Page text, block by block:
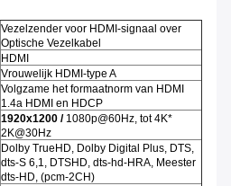
Vezelzender voor HDMI-signaal over
Optische Vezelkabel
HDMI
Vrouwelijk HDMI-type A
Volgzame het formaatnorm van HDMI
1.4a HDMI en HDCP
1920x1200 / 1080p@60Hz, tot 4K*
2K@30Hz
Dolby TrueHD, Dolby Digital Plus, DTS,
dts-S 6,1, DTSHD, dts-hd-HRA, Meester
dts-HD, (pcm-2CH)